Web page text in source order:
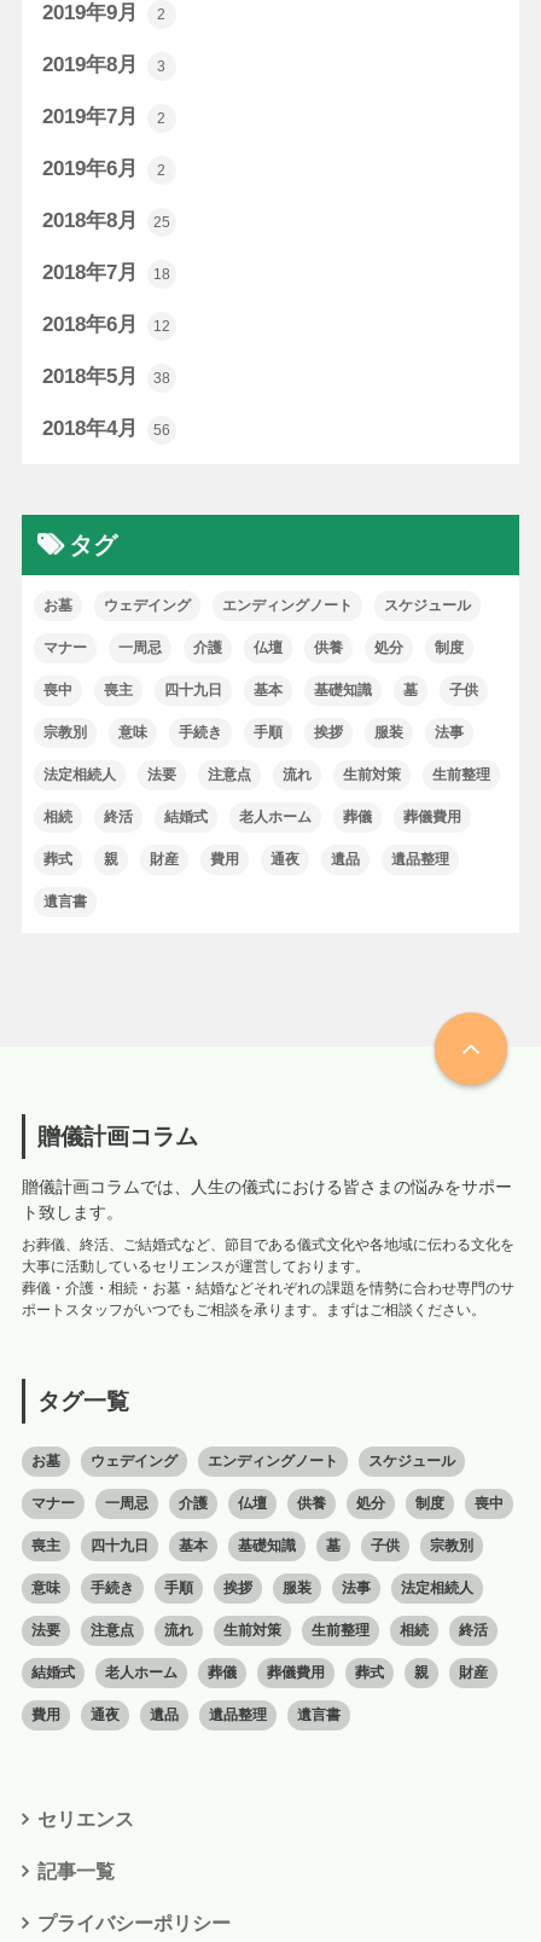
2019年9月 2
2019年8月 3
2019年7月 2
2019年6月 2
2018年8月 25
2018年7月 18
2018年6月 12
2018年5月 38
2018年4月 56
タグ
お墓 ウェデイング エンディングノート スケジュール
マナー 一周忌 介護 仏壇 供養 処分 制度
喪中 喪主 四十九日 基本 基礎知識 墓 子供
宗教別 意味 手続き 手順 挨拶 服装 法事
法定相続人 法要 注意点 流れ 生前対策 生前整理
相続 終活 結婚式 老人ホーム 葬儀 葬儀費用
葬式 親 財産 費用 通夜 遺品 遺品整理
遺言書
贈儀計画コラム
贈儀計画コラムでは、人生の儀式における皆さまの悩みをサポー
ト致します。
お葬儀、終活、ご結婚式など、節目である儀式文化や各地域に伝わる文化を
大事に活動しているセリエンスが運営しております。
葬儀・介護・相続・お墓・結婚などそれぞれの課題を情勢に合わせ専門のサ
ポートスタッフがいつでもご相談を承ります。まずはご相談ください。
タグ一覧
お墓 ウェデイング エンディングノート スケジュール
マナー 一周忌 介護 仏壇 供養 処分 制度 喪中
喪主 四十九日 基本 基礎知識 墓 子供 宗教別
意味 手続き 手順 挨拶 服装 法事 法定相続人
法要 注意点 流れ 生前対策 生前整理 相続 終活
結婚式 老人ホーム 葬儀 葬儀費用 葬式 親 財産
費用 通夜 遺品 遺品整理 遺言書
セリエンス
記事一覧
プライバシーポリシー